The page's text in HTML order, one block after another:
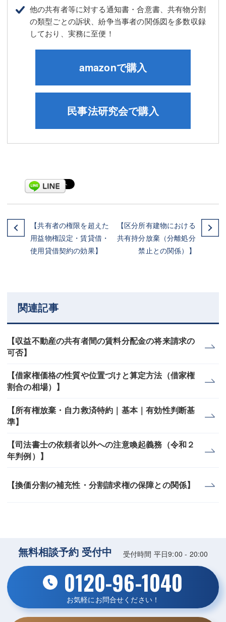
他の共有者等に対する通知書・合意書、共有物分割
の類型ごとの訴状、紛争当事者の関係図を多数収録
しており、実務に至便！
民事法研究会で購入
amazonで購入
【共有者の権限を超えた
用益物権設定・賃貸借・
使用貸借契約の効果】
【区分所有建物における
共有持分放棄（分離処分
禁止との関係）】
関連記事
【収益不動産の共有者間の賃料分配金の将来請求の
可否】
【借家権価格の性質や位置づけと算定方法（借家権
割合の相場）】
【所有権放棄・自力救済特約｜基本｜有効性判断基
準】
【司法書士の依頼者以外への注意喚起義務（令和２
年判例）】
【換価分割の補充性・分割請求権の保障との関係】
無料相談予約 受付中 受付時間 平日9:00 - 20:00
0120-96-1040
お気軽にお問合せください！